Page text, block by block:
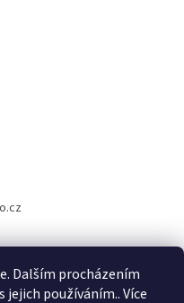
Dalším procházením
používáním.. Více